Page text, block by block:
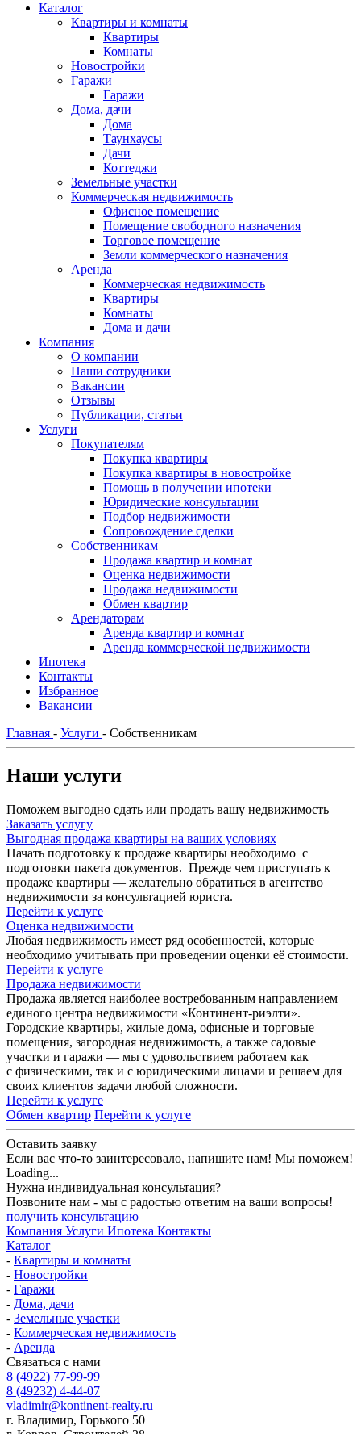
Каталог
Квартиры и комнаты
Квартиры
Комнаты
Новостройки
Гаражи
Гаражи
Дома, дачи
Дома
Таунхаусы
Дачи
Коттеджи
Земельные участки
Коммерческая недвижимость
Офисное помещение
Помещение свободного назначения
Торговое помещение
Земли коммерческого назначения
Аренда
Коммерческая недвижимость
Квартиры
Комнаты
Дома и дачи
Компания
О компании
Наши сотрудники
Вакансии
Отзывы
Публикации, статьи
Услуги
Покупателям
Покупка квартиры
Покупка квартиры в новостройке
Помощь в получении ипотеки
Юридические консультации
Подбор недвижимости
Сопровождение сделки
Собственникам
Продажа квартир и комнат
Оценка недвижимости
Продажа недвижимости
Обмен квартир
Арендаторам
Аренда квартир и комнат
Аренда коммерческой недвижимости
Ипотека
Контакты
Избранное
Вакансии
Главная - Услуги - Собственникам
Наши услуги
Поможем выгодно сдать или продать вашу недвижимость
Заказать услугу
Выгодная продажа квартиры на ваших условиях
Начать подготовку к продаже квартиры необходимо с
подготовки пакета документов. Прежде чем приступать к
продаже квартиры — желательно обратиться в агентство
недвижимости за консультацией юриста.
Перейти к услуге
Оценка недвижимости
Любая недвижимость имеет ряд особенностей, которые
необходимо учитывать при проведении оценки её стоимости.
Перейти к услуге
Продажа недвижимости
Продажа является наиболее востребованным направлением
единого центра недвижимости «Континент-риэлти».
Городские квартиры, жилые дома, офисные и торговые
помещения, загородная недвижимость, а также садовые
участки и гаражи — мы с удовольствием работаем как
с физическими, так и с юридическими лицами и решаем для
своих клиентов задачи любой сложности.
Перейти к услуге
Обмен квартир Перейти к услуге
Оставить заявку
Если вас что-то заинтересовало, напишите нам! Мы поможем!
Loading...
Нужна индивидуальная консультация?
Позвоните нам - мы с радостью ответим на ваши вопросы!
получить консультацию
Компания Услуги Ипотека Контакты
Каталог
- Квартиры и комнаты
- Новостройки
- Гаражи
- Дома, дачи
- Земельные участки
- Коммерческая недвижимость
- Аренда
Связаться с нами
8 (4922) 77-99-99
8 (49232) 4-44-07
vladimir@kontinent-realty.ru
г. Владимир, Горького 50